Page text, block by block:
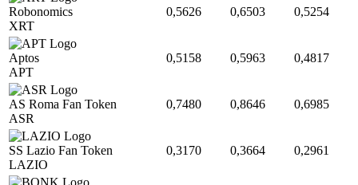
Robonomics
XRT
0,5626 0,6503 0,5254
Aptos
APT
0,5158 0,5963 0,4817
AS Roma Fan Token
ASR
0,7480 0,8646 0,6985
SS Lazio Fan Token
LAZIO
0,3170 0,3664 0,2961